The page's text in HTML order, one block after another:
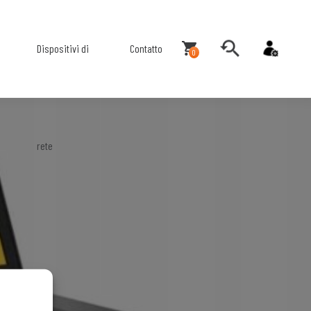
Dispositivi di
rete
Contatto 0